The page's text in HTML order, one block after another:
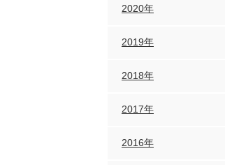
2020年
2019年
2018年
2017年
2016年